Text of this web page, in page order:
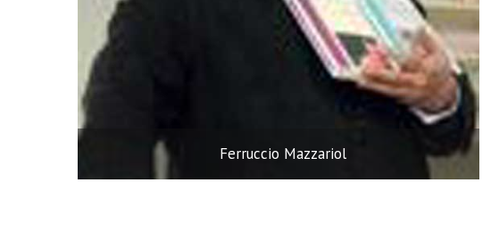
Ferruccio Mazzariol